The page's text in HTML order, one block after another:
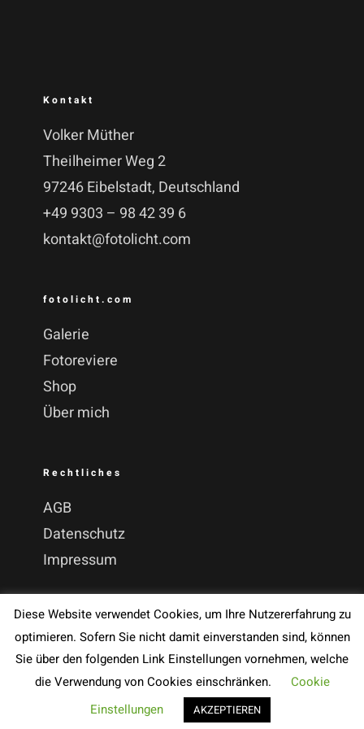
Kontakt
Volker Müther
Theilheimer Weg 2
97246 Eibelstadt, Deutschland
+49 9303 – 98 42 39 6
kontakt@fotolicht.com
fotolicht.com
Galerie
Fotoreviere
Shop
Über mich
Rechtliches
AGB
Datenschutz
Impressum
© Copyright 2020 - 2026 by Volker Müther | All Rights
Diese Website verwendet Cookies, um Ihre Nutzererfahrung zu
optimieren. Sofern Sie nicht damit einverstanden sind, können
Sie über den folgenden Link Einstellungen vornehmen, welche
die Verwendung von Cookies einschränken.
Cookie
Einstellungen
AKZEPTIEREN